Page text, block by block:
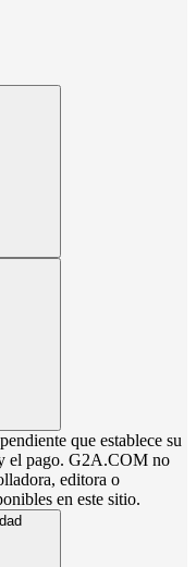
que establece su
el pago. G2A.COM no
editora o
en este sitio.